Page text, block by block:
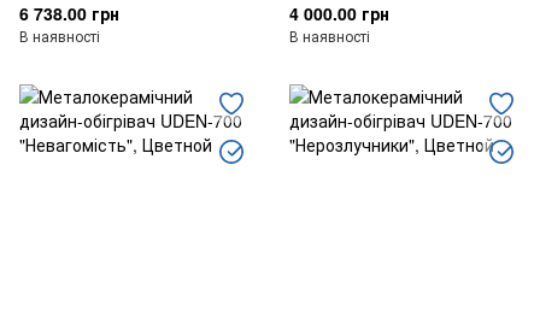
6 738.00 грн
В наявності
4 000.00 грн
В наявності